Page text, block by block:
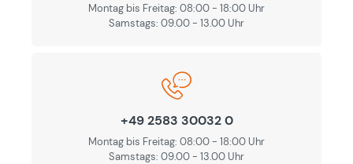
Montag bis Freitag: 08:00 - 18:00 Uhr
Samstags: 09.00 - 13.00 Uhr
+49 2583 30032 0
Montag bis Freitag: 08:00 - 18:00 Uhr
Samstags: 09.00 - 13.00 Uhr